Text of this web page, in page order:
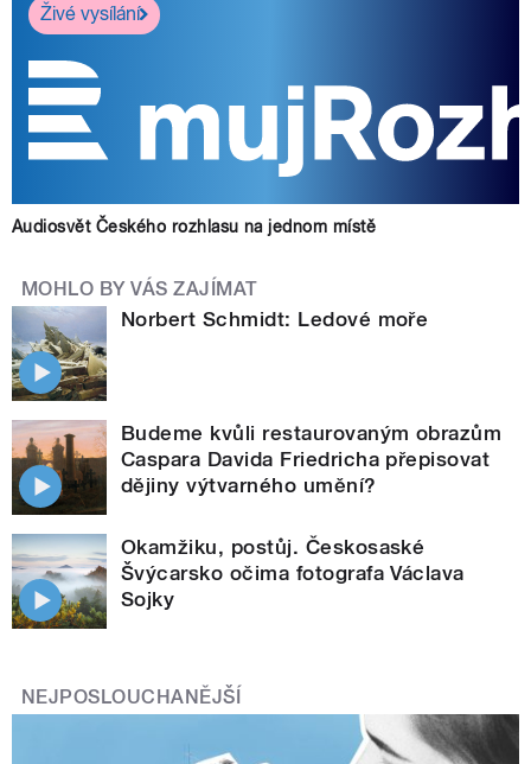
Živé vysílání
Audiosvět Českého rozhlasu na jednom místě
MOHLO BY VÁS ZAJÍMAT
Norbert Schmidt: Ledové moře
Budeme kvůli restaurovaným obrazům
Caspara Davida Friedricha přepisovat
dějiny výtvarného umění?
Okamžiku, postůj. Českosaské
Švýcarsko očima fotografa Václava
Sojky
NEJPOSLOUCHANĚJŠÍ